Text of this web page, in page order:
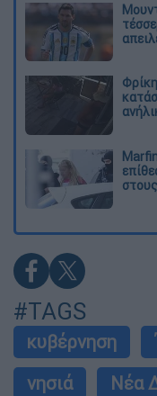
#TAGS
κυβέρνηση
νησιά
Νέα